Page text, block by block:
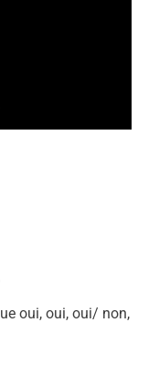
oui, oui, oui/ non,